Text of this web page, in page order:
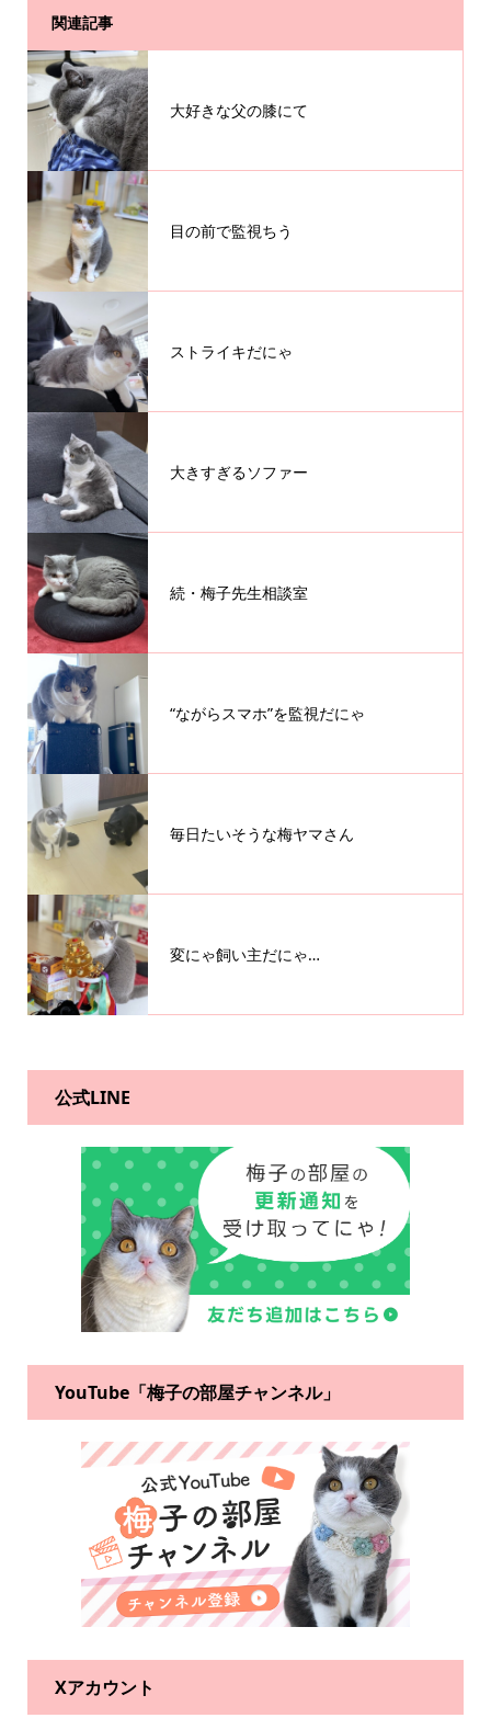
関連記事
大好きな父の膝にて
目の前で監視ちう
ストライキだにゃ
大きすぎるソファー
続・梅子先生相談室
“ながらスマホ”を監視だにゃ
毎日たいそうな梅ヤマさん
変にゃ飼い主だにゃ…
公式LINE
YouTube「梅子の部屋チャンネル」
Xアカウント